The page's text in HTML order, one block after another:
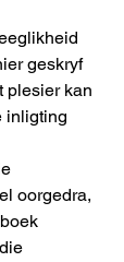
geskryf
plesier kan
inligting
oorgedra,